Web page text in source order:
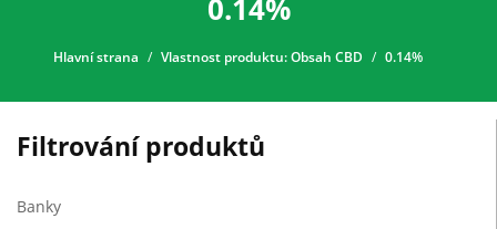
0.14%
Hlavní strana Vlastnost produktu: Obsah CBD 0.14%
Filtrování produktů
Banky